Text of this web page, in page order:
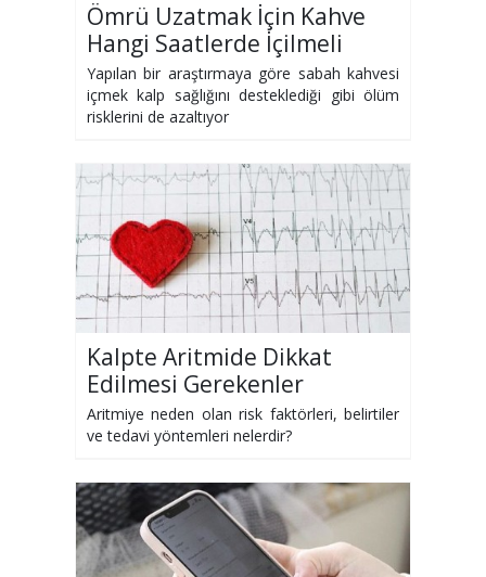
Ömrü Uzatmak İçin Kahve
Hangi Saatlerde İçilmeli
Yapılan bir araştırmaya göre sabah kahvesi
içmek kalp sağlığını desteklediği gibi ölüm
risklerini de azaltıyor
Kalpte Aritmide Dikkat
Edilmesi Gerekenler
Aritmiye neden olan risk faktörleri, belirtiler
ve tedavi yöntemleri nelerdir?